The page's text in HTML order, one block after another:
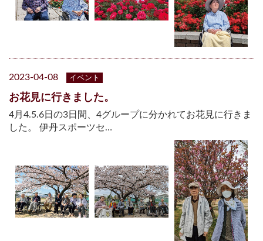
2023-04-08 イベント
お花見に行きました。
4月4.5.6日の3日間、4グループに分かれてお花見に行きま
した。 伊丹スポーツセ…